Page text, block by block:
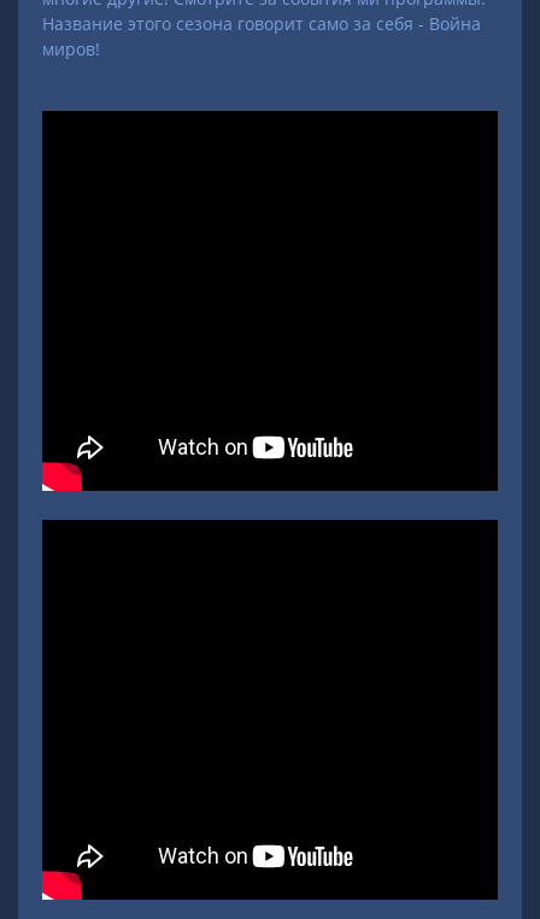
Название этого сезона говорит само за себя - Война
миров!